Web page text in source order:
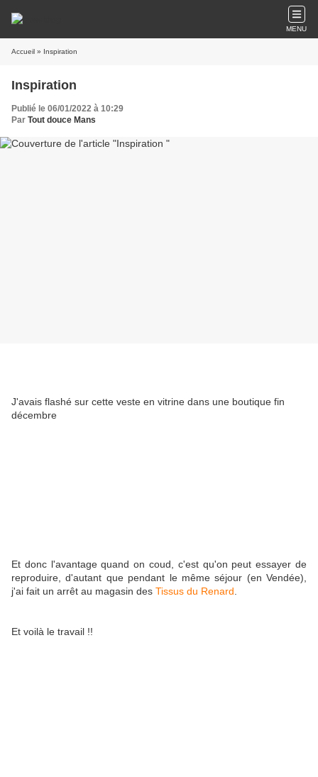
MENU
Accueil » Inspiration
Inspiration
Publié le 06/01/2022 à 10:29
Par Tout douce Mans
J'avais flashé sur cette veste en vitrine dans une boutique fin
décembre
Et donc l'avantage quand on coud, c'est qu'on peut essayer de
reproduire, d'autant que pendant le même séjour (en Vendée),
j'ai fait un arrêt au magasin des Tissus du Renard
Et voilà le travail !!